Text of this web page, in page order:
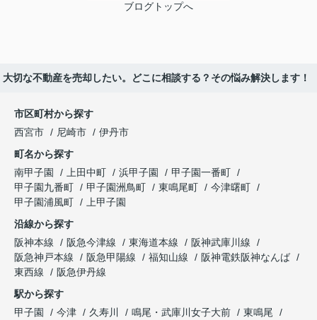
ブログトップへ
大切な不動産を売却したい。どこに相談する？その悩み解決します！
市区町村から探す
西宮市
尼崎市
伊丹市
町名から探す
南甲子園
上田中町 浜甲子園
甲子園一番町
甲子園九番町
甲子園洲鳥町 東鳴尾町
今津曙町
甲子園浦風町
上甲子園
沿線から探す
阪神本線
阪急今津線 東海道本線
阪神武庫川線
阪急神戸本線
阪急甲陽線 福知山線
阪神電鉄阪神なんば
東西線
阪急伊丹線
駅から探す
甲子園
今津 久寿川 鳴尾・武庫川女子大前
東鳴尾